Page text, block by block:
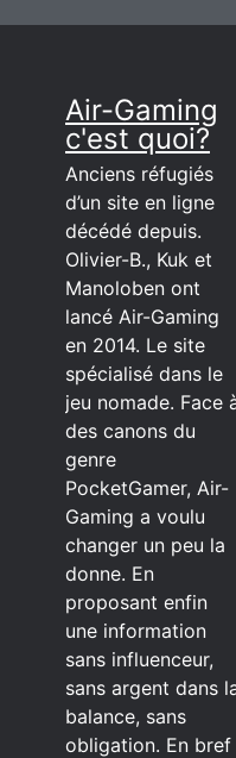
Air-Gaming
c'est quoi?
Anciens réfugiés
d’un site en ligne
décédé depuis.
Olivier-B., Kuk et
Manoloben ont
lancé Air-Gaming
en 2014. Le site
spécialisé dans le
jeu nomade. Face
des canons du
genre
PocketGamer, Air-
Gaming a voulu
changer un peu la
donne. En
proposant enfin
une information
sans influenceur,
sans argent dans
balance, sans
obligation. En bref